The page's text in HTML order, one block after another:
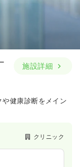
施設詳細
健康診断をメイン
クリニック